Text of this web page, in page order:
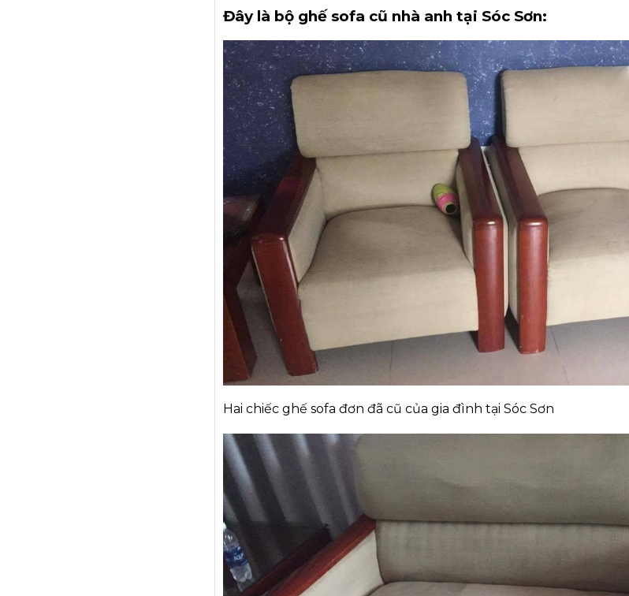
Đây là bộ ghế sofa cũ nhà anh tại Sóc Sơn:
Hai chiếc ghế sofa đơn đã cũ của gia đình tại Sóc Sơn